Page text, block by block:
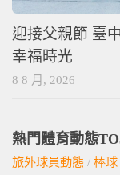
迎接父親節 臺
幸福時光
8 8 月, 2026
熱門體育動態
旅外球員動態 / 棒球